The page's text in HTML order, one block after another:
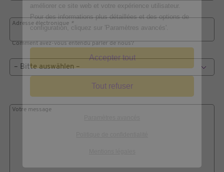
Adresse électronique *
Comment avez-vous entendu parler de nous?
Votre message
améliorer ce site web et votre expérience utilisateur.
Pour des informations plus détaillées et des options de
configuration, cliquez sur 'Paramètres avancés'.
Accepter tout
Tout refuser